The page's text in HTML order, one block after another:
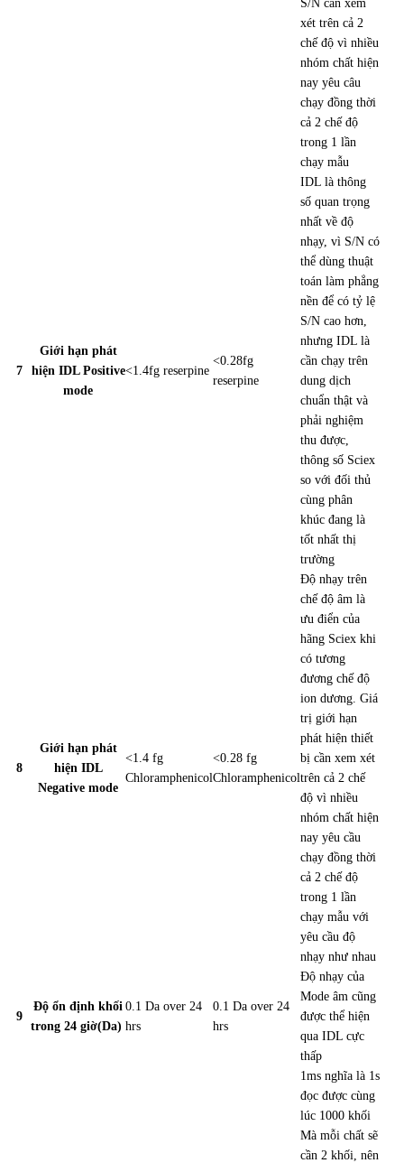
S/N cần xem
xét trên cả 2
chế độ vì nhiều
nhóm chất hiện
nay yêu câu
chạy đồng thời
cả 2 chế độ
trong 1 lần
chạy mẫu
7
Giới hạn phát
hiện IDL Positive
mode
<1.4fg reserpine
<0.28fg
reserpine
IDL là thông
số quan trọng
nhất về độ
nhạy, vì S/N có
thể dùng thuật
toán làm phẳng
nền để có tỷ lệ
S/N cao hơn,
nhưng IDL là
cần chạy trên
dung dịch
chuẩn thật và
phải nghiệm
thu được
thông số Sciex
so với đối thủ
cùng phân
khúc đang là
tốt nhất thị
trường
8
Giới hạn phát
hiện IDL
Negative mode
<1.4 fg
Chloramphenicol
<0.28 fg
Chloramphenicol
Độ nhạy trên
chế độ âm là
ưu điển của
hãng Sciex khi
có tương
đương chế độ
ion dương. Giá
trị giới hạn
phát hiện thiết
bị cần xem xét
trên cả 2 chế
độ vì nhiều
nhóm chất hiện
nay yêu cầu
chạy đồng thời
cả 2 chế độ
trong 1 lần
chạy mẫu với
yêu cầu độ
nhạy như nhau
9
Độ ổn định khối
trong 24 giờ(Da)
0.1 Da over 24
hrs
0.1 Da over 24
hrs
Độ nhạy của
Mode âm cũng
được thể hiện
qua IDL cực
thấp
1ms nghĩa là 1s
đọc được cùng
lúc 1000 khối
Mà mỗi chất sẽ
cần 2 khối, nên